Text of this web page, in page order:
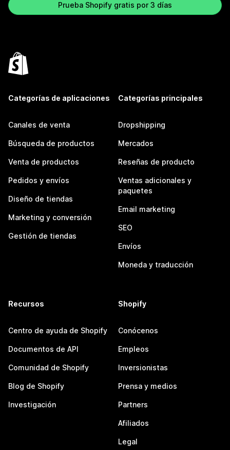
Prueba Shopify gratis por 3 días
Categorías de aplicaciones
Canales de venta
Búsqueda de productos
Venta de productos
Pedidos y envíos
Diseño de tiendas
Marketing y conversión
Gestión de tiendas
Categorías principales
Dropshipping
Mercados
Reseñas de producto
Ventas adicionales y
paquetes
Email marketing
SEO
Envíos
Moneda y traducción
Recursos
Centro de ayuda de Shopify
Documentos de API
Comunidad de Shopify
Blog de Shopify
Investigación
Shopify
Conócenos
Empleos
Inversionistas
Prensa y medios
Partners
Afiliados
Legal